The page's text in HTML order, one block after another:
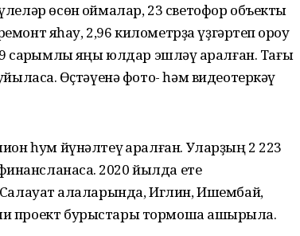
өсөн ҡоймалар, 23 светофор объекты
яһау, 2,96 километрҙа үҙгәртеп ҡороу
яңы юлдар эшләү ҡаралған. Тағы
Өҫтәүенә фото- һәм видеотеркәү
һум йүнәлтеү ҡаралған. Уларҙың 2 223
2020 йылда ете
ҡалаларында, Иглин, Ишембай,
проект бурыстары тормошҡа ашырыла.